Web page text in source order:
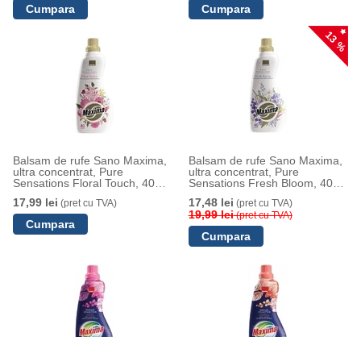
Balsam de rufe Sano Maxima,
ultra concentrat, Pure
Sensations Floral Touch, 40
17,99 lei (pret cu TVA)
13 %
Balsam de rufe Sano Maxima,
ultra concentrat, Pure
Sensations Fresh Bloom, 40
17,48 lei (pret cu TVA)
19,99 lei(pret cu TVA)